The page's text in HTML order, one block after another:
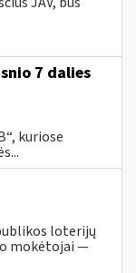
7 dalies
kuriose
loterijų
mokėtojai —